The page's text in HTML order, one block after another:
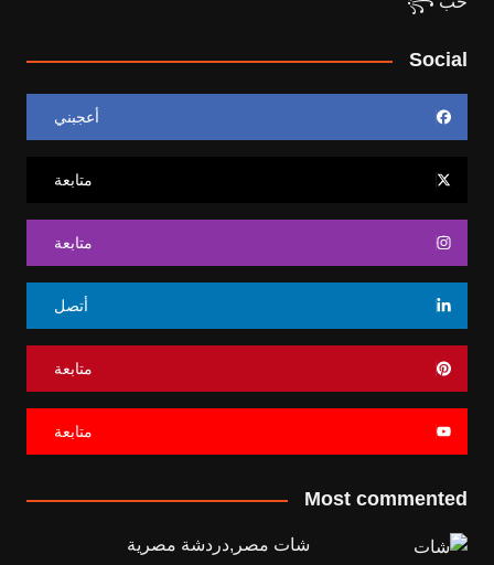
Social
أعجبني
متابعة
متابعة
أتصل
متابعة
متابعة
Most commented
شات مصر,دردشة مصرية